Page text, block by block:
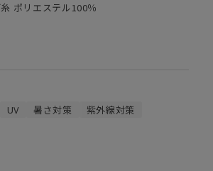
ポリエステル100％
UV 暑さ対策
紫外線対策